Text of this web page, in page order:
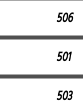
506
501
503